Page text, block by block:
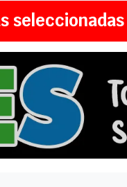
seleccionadas